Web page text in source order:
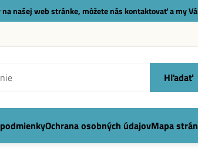
našej web stránke, môžete nás kontaktovaťa my
Hľadať
Ochrana osobných údajovMapa